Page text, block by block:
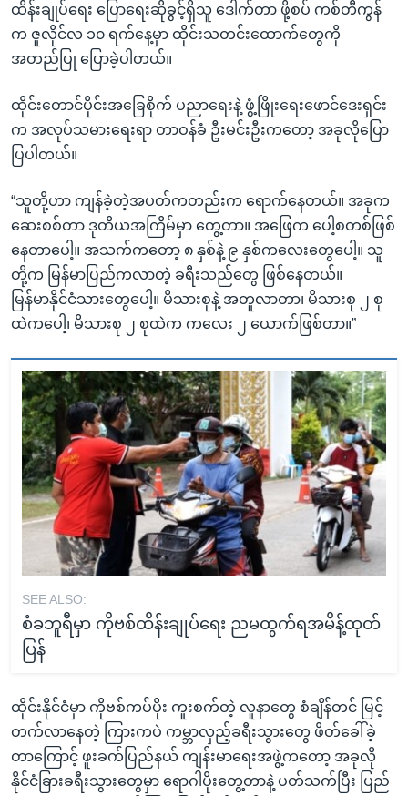
ထိန်းချုပ်ရေး ပြောရေးဆိုခွင့်ရှိသူ ဒေါက်တာ ဖို့စပ် ကစ်တီကွန်
က ဇူလိုင်လ ၁၀ ရက်နေ့မှာ ထိုင်းသတင်းထောက်တွေကို
အတည်ပြု ပြောခဲ့ပါတယ်။
ထိုင်းတောင်ပိုင်းအခြေစိုက် ပညာရေးနဲ့ ဖွံ့ဖြိုးရေးဖောင်ဒေးရှင်း
က အလုပ်သမားရေးရာ တာဝန်ခံ ဦးမင်းဦးကတော့ အခုလိုပြော
ပြပါတယ်။
“သူတို့ဟာ ကျန်ခဲ့တဲ့အပတ်ကတည်းက ရောက်နေတယ်။ အခုက
ဆေးစစ်တာ ဒုတိယအကြိမ်မှာ တွေ့တာ။ အဖြေက ပေါ့စတစ်ဖြစ်
နေတာပေါ့။ အသက်ကတော့ ၈ နှစ်နဲ့ ၉ နှစ်ကလေးတွေပေါ့။ သူ
တို့က မြန်မာပြည်ကလာတဲ့ ခရီးသည်တွေ ဖြစ်နေတယ်။
မြန်မာနိုင်ငံသားတွေပေါ့။ မိသားစုနဲ့ အတူလာတာ၊ မိသားစု ၂ စု
ထဲကပေါ့၊ မိသားစု ၂ စုထဲက ကလေး ၂ ယောက်ဖြစ်တာ။”
SEE ALSO:
စံခဘူရီမှာ ကိုဗစ်ထိန်းချုပ်ရေး ညမထွက်ရအမိန့်ထုတ်
ပြန်
ထိုင်းနိုင်ငံမှာ ကိုဗစ်ကပ်ပိုး ကူးစက်တဲ့ လူနာတွေ စံချိန်တင် မြင့်
တက်လာနေတဲ့ ကြားကပဲ ကမ္ဘာလှည့်ခရီးသွားတွေ ဖိတ်ခေါ်ခဲ့
တာကြောင့် ဖူးခက်ပြည်နယ် ကျန်းမာရေးအဖွဲ့ကတော့ အခုလို
နိုင်ငံခြားခရီးသွားတွေမှာ ရောဂါပိုးတွေ့တာနဲ့ ပတ်သက်ပြီး ပြည်